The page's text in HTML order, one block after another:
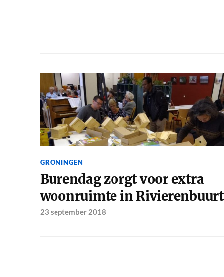
GRONINGEN
Burendag zorgt voor extra
woonruimte in Rivierenbuurt
23 september 2018